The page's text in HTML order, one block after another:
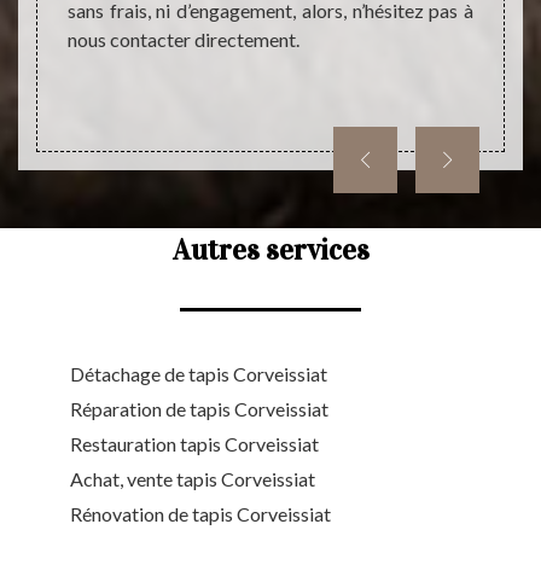
ayez
de
sans frais, ni d’engagement, alors, n’hésitez pas à
nous contacter directement.
Autres services
Détachage de tapis Corveissiat
Réparation de tapis Corveissiat
Restauration tapis Corveissiat
Achat, vente tapis Corveissiat
Rénovation de tapis Corveissiat